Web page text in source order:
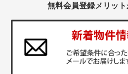
無料会員登録メリット